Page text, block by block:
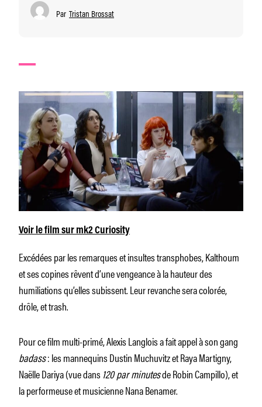
Par Tristan Brossat
Voir le film sur mk2 Curiosity
Excédées par les remarques et insultes transphobes, Kalthoum
et ses copines rêvent d’une vengeance à la hauteur des
humiliations qu’elles subissent. Leur revanche sera colorée,
drôle, et trash.
Pour ce film multi-primé, Alexis Langlois a fait appel à son gang
badass: les mannequins Dustin Muchuvitz et Raya Martigny,
Naëlle Dariya (vue dans120 par minutesde Robin Campillo), et
la performeuse et musicienne Nana Benamer.